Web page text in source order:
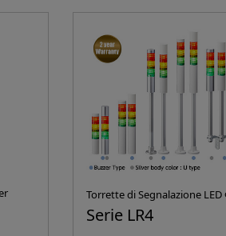
Torrette di Segnalazione
Serie LR4